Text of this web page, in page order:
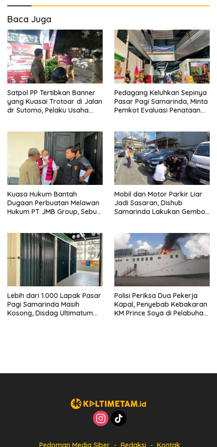
Baca Juga
Satpol PP Tertibkan Banner
yang Kuasai Trotoar di Jalan
dr Sutomo, Pelaku Usaha
Pedagang Keluhkan Sepinya
Pasar Pagi Samarinda, Minta
Pemkot Evaluasi Penataan
Kuasa Hukum Bantah
Dugaan Perbuatan Melawan
Hukum PT JMB Group, Sebut
Mobil dan Motor Parkir Liar
Jadi Sasaran, Dishub
Samarinda Lakukan Gembok
Lebih dari 1.000 Lapak Pasar
Pagi Samarinda Masih
Kosong, Disdag Ultimatum
Polisi Periksa Dua Pekerja
Kapal, Penyebab Kebakaran
KM Prince Soya di Pelabuhan
Pedoman Media Siber Redaksi Kontak